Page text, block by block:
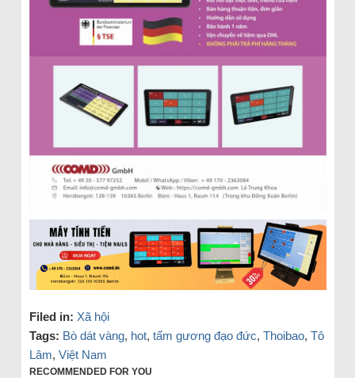
Filed in: Xã hội
Tags: Bò dát vàng, hot, tấm gương đạo đức, Thoibao, Tô
Lâm, Việt Nam
RECOMMENDED FOR YOU